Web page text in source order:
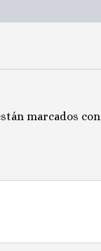
marcados con